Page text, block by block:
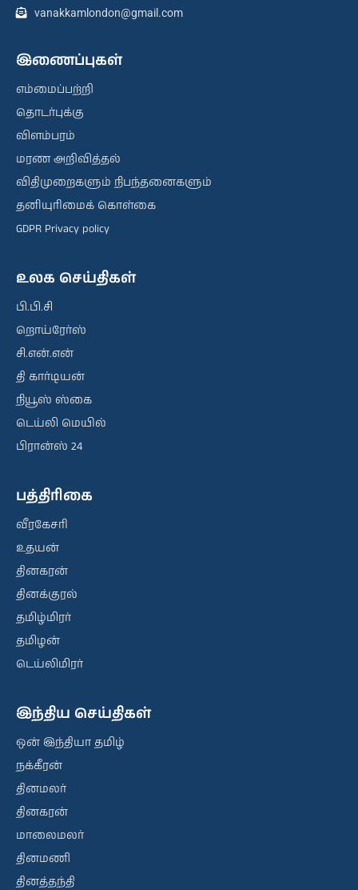
vanakkamlondon@gmail.com
இணைப்புகள்
எம்மைப்பற்றி
தொடர்புக்கு
விளம்பரம்
மரண அறிவித்தல்
விதிமுறைகளும் நிபந்தனைகளும்
தனியுரிமைக் கொள்கை
GDPR Privacy policy
உலக செய்திகள்
பி.பி.சி
றொய்ரேர்ஸ்
சி.என்.என்
தி கார்டியன்
நியூஸ் ஸ்கை
டெய்லி மெயில்
பிரான்ஸ் 24
பத்திரிகை
வீரகேசரி
உதயன்
தினகரன்
தினக்குரல்
தமிழ்மிரர்
தமிழன்
டெய்லிமிரர்
இந்திய செய்திகள்
ஒன் இந்தியா தமிழ்
நக்கீரன்
தினமலர்
தினகரன்
மாலைமலர்
தினமணி
தினத்தந்தி